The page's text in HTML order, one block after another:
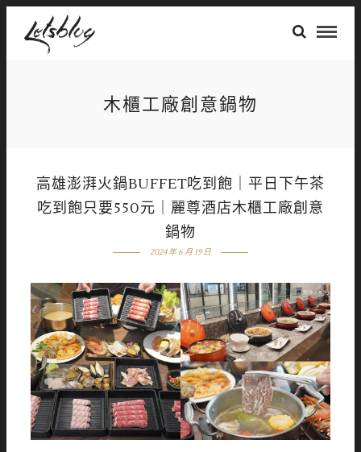
木櫃工廠創意鍋物
高雄澎湃火鍋BUFFET吃到飽｜平日下午茶
吃到飽只要550元｜麗尊酒店木櫃工廠創意
鍋物
2024 年 6 月 19 日